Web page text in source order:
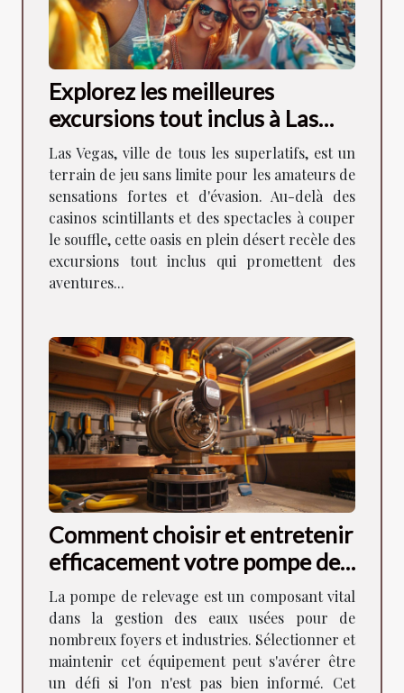
Explorez les meilleures
excursions tout inclus à Las
Vegas
Las Vegas, ville de tous les superlatifs, est un
terrain de jeu sans limite pour les amateurs de
sensations fortes et d'évasion. Au-delà des
casinos scintillants et des spectacles à couper
le souffle, cette oasis en plein désert recèle des
excursions tout inclus qui promettent des
aventures...
Comment choisir et entretenir
efficacement votre pompe de
relevage
La pompe de relevage est un composant vital
dans la gestion des eaux usées pour de
nombreux foyers et industries. Sélectionner et
maintenir cet équipement peut s'avérer être
un défi si l'on n'est pas bien informé. Cet